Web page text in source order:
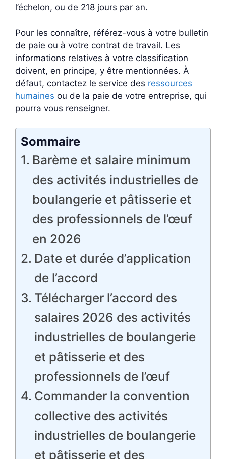
l’échelon, ou de 218 jours par an.
Pour les connaître, référez-vous à votre bulletin
de paie ou à votre contrat de travail. Les
informations relatives à votre classification
doivent, en principe, y être mentionnées. À
défaut, contactez le service des ressources
humaines ou de la paie de votre entreprise, qui
pourra vous renseigner.
Sommaire
Barème et salaire minimum
des activités industrielles de
boulangerie et pâtisserie et
des professionnels de l’œuf
en 2026
Date et durée d’application
de l’accord
Télécharger l’accord des
salaires 2026 des activités
industrielles de boulangerie
et pâtisserie et des
professionnels de l’œuf
Commander la convention
collective des activités
industrielles de boulangerie
et pâtisserie et des